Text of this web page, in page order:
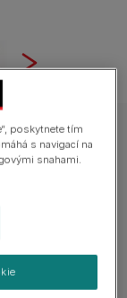
pro koťata s
kuře
3 kg
poskytnete tím
s navigací na
snahami.